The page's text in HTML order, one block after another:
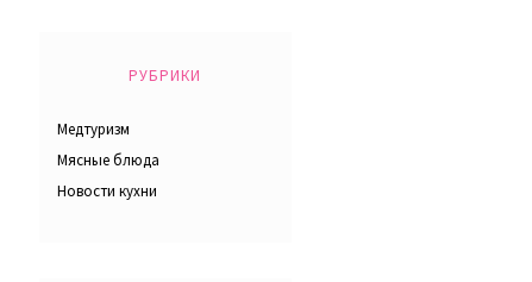
РУБРИКИ
Медтуризм
Мясные блюда
Новости кухни